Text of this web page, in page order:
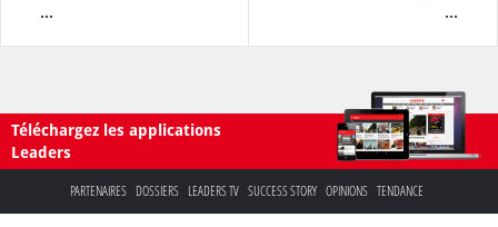
...
...
Téléchargez les applications
Leaders
PARTENAIRES DOSSIERS LEADERS TV SUCCESS STORY OPINIONS TENDANCE